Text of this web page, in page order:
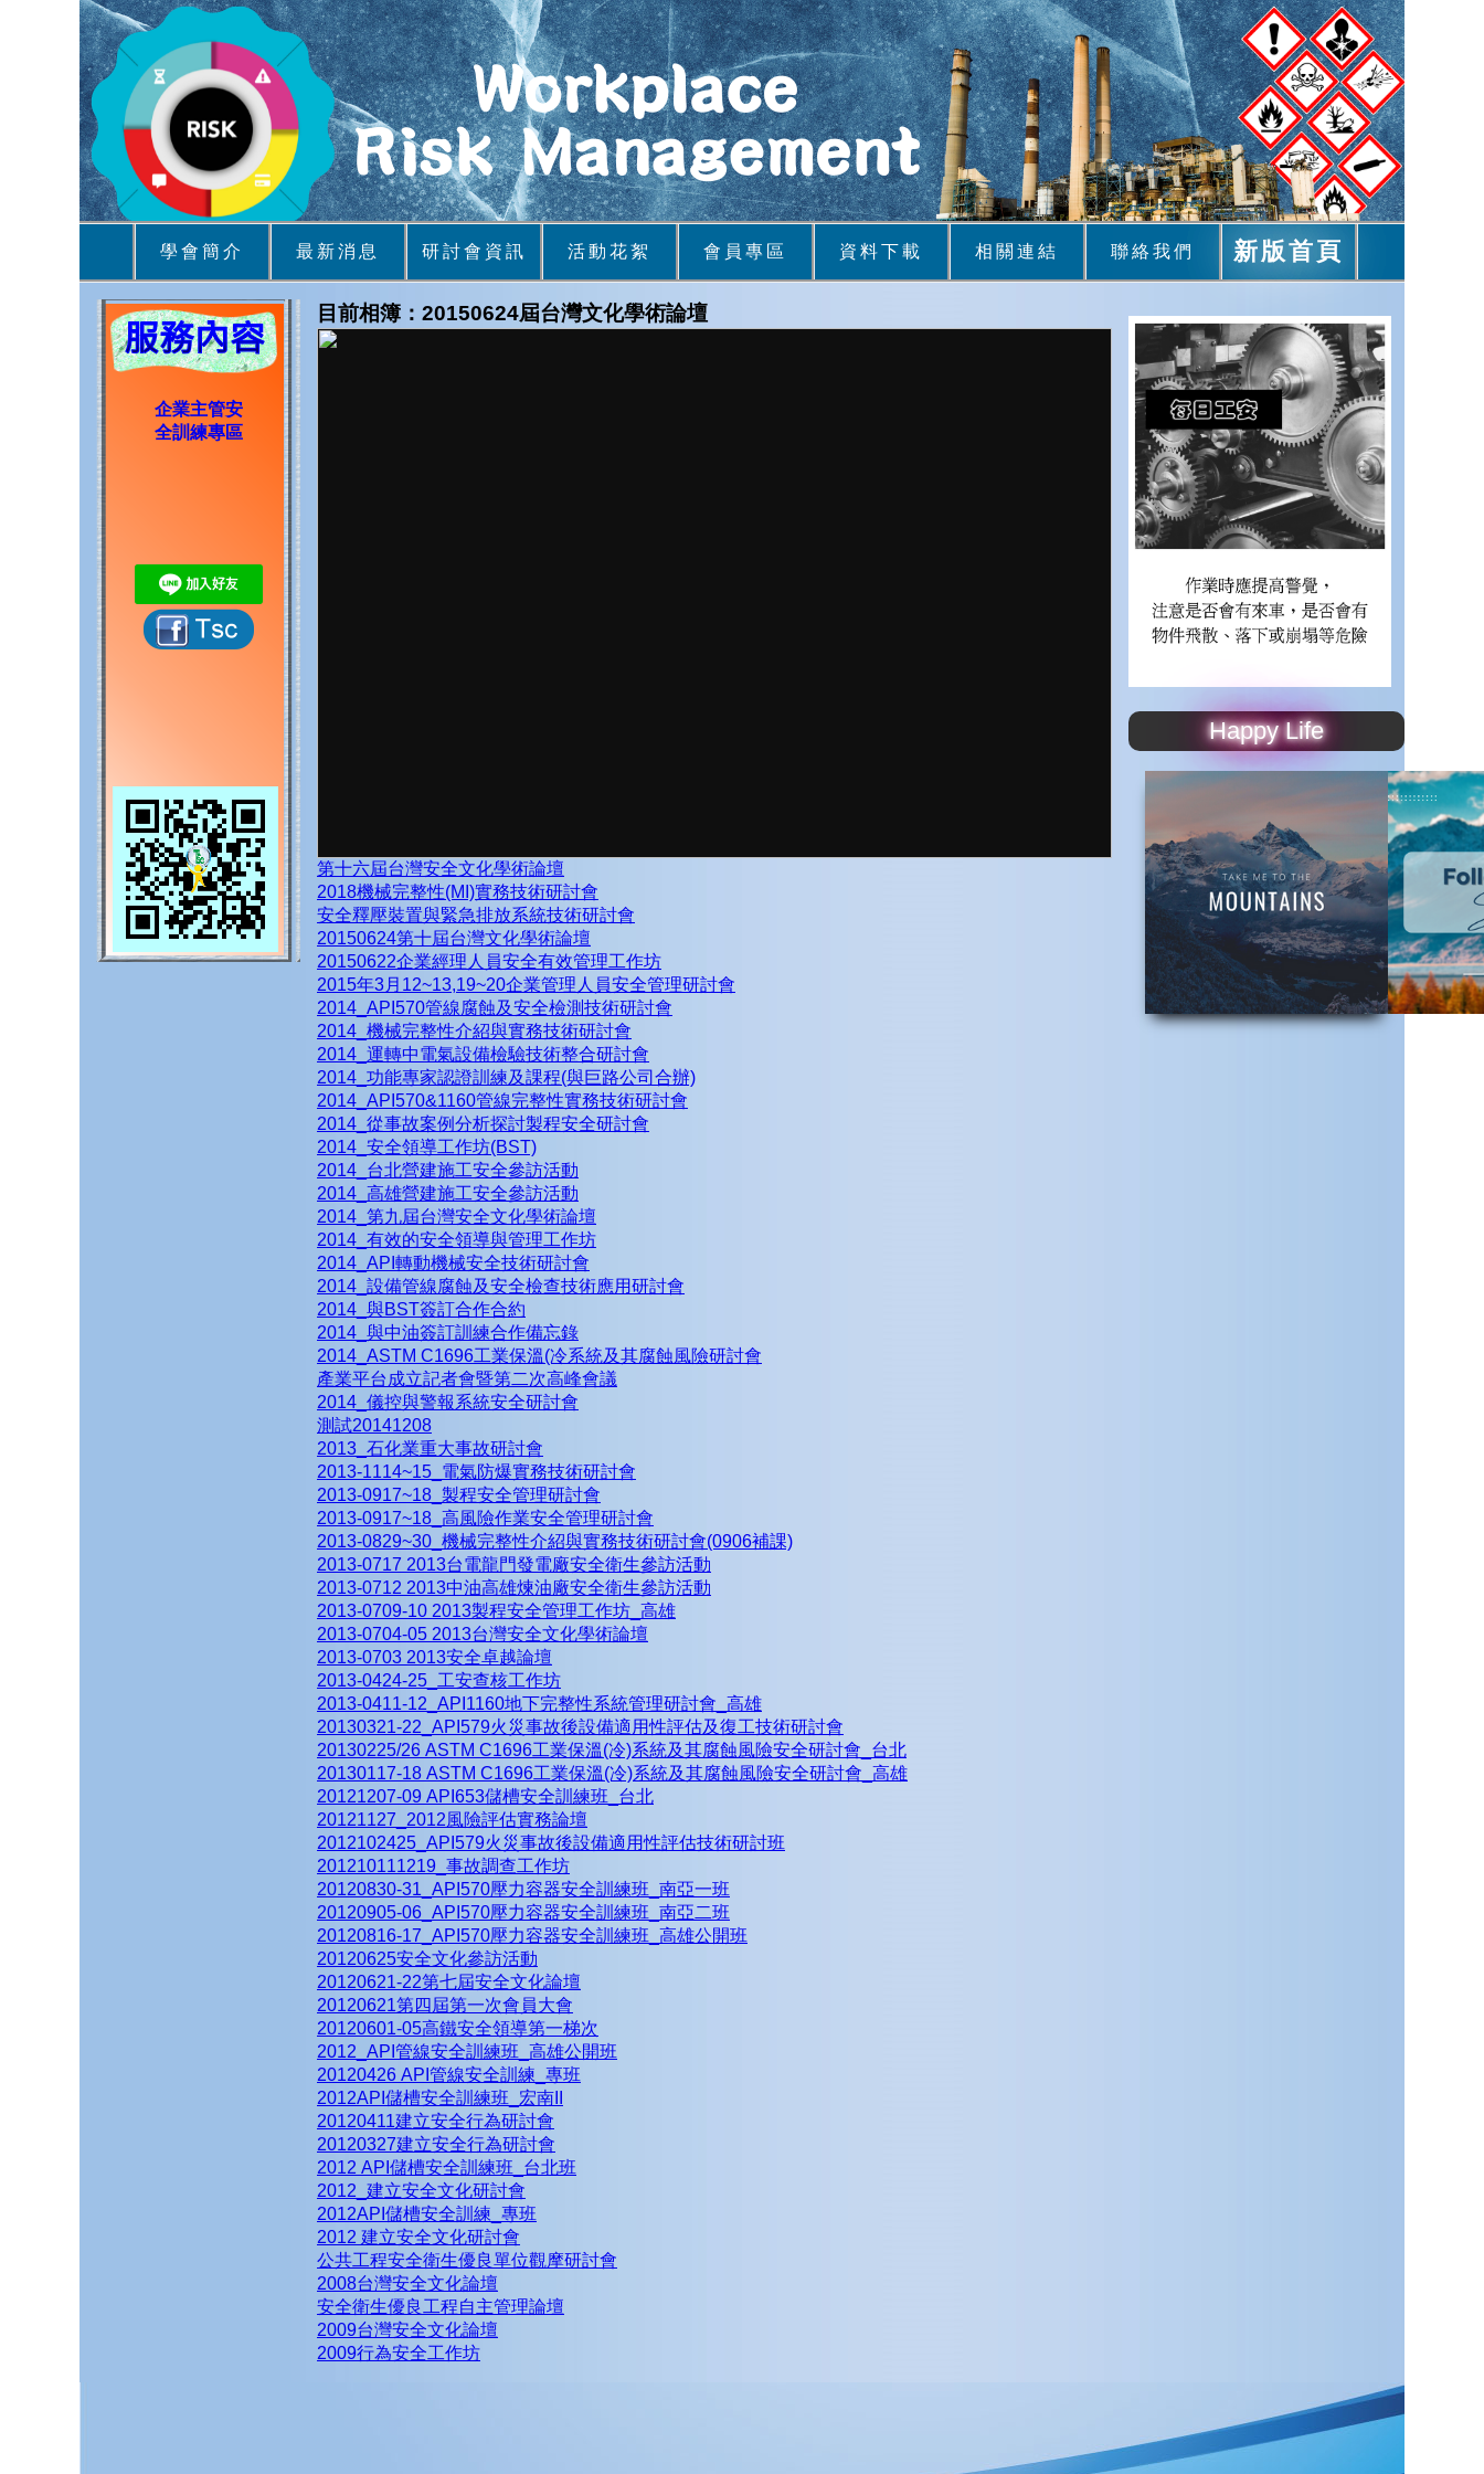
學會簡介 最新消息 研討會資訊 活動花絮 會員專區 資料下載 相關連結 聯絡我們 新版首頁
企業主管安
全訓練專區
目前相簿：20150624屆台灣文化學術論壇
第十六屆台灣安全文化學術論壇
2018機械完整性(MI)實務技術研討會
安全釋壓裝置與緊急排放系統技術研討會
20150624第十屆台灣文化學術論壇
20150622企業經理人員安全有效管理工作坊
2015年3月12~13,19~20企業管理人員安全管理研討會
2014_API570管線腐蝕及安全檢測技術研討會
2014_機械完整性介紹與實務技術研討會
2014_運轉中電氣設備檢驗技術整合研討會
2014_功能專家認證訓練及課程(與巨路公司合辦)
2014_API570&1160管線完整性實務技術研討會
2014_從事故案例分析探討製程安全研討會
2014_安全領導工作坊(BST)
2014_台北營建施工安全參訪活動
2014_高雄營建施工安全參訪活動
2014_第九屆台灣安全文化學術論壇
2014_有效的安全領導與管理工作坊
2014_API轉動機械安全技術研討會
2014_設備管線腐蝕及安全檢查技術應用研討會
2014_與BST簽訂合作合約
2014_與中油簽訂訓練合作備忘錄
2014_ASTM C1696工業保溫(冷系統及其腐蝕風險研討會
產業平台成立記者會暨第二次高峰會議
2014_儀控與警報系統安全研討會
測試20141208
2013_石化業重大事故研討會
2013-1114~15_電氣防爆實務技術研討會
2013-0917~18_製程安全管理研討會
2013-0917~18_高風險作業安全管理研討會
2013-0829~30_機械完整性介紹與實務技術研討會(0906補課)
2013-0717 2013台電龍門發電廠安全衛生參訪活動
2013-0712 2013中油高雄煉油廠安全衛生參訪活動
2013-0709-10 2013製程安全管理工作坊_高雄
2013-0704-05 2013台灣安全文化學術論壇
2013-0703 2013安全卓越論壇
2013-0424-25_工安查核工作坊
2013-0411-12_API1160地下完整性系統管理研討會_高雄
20130321-22_API579火災事故後設備適用性評估及復工技術研討會
20130225/26 ASTM C1696工業保溫(冷)系統及其腐蝕風險安全研討會_台北
20130117-18 ASTM C1696工業保溫(冷)系統及其腐蝕風險安全研討會_高雄
20121207-09 API653儲槽安全訓練班_台北
20121127_2012風險評估實務論壇
2012102425_API579火災事故後設備適用性評估技術研討班
201210111219_事故調查工作坊
20120830-31_API570壓力容器安全訓練班_南亞一班
20120905-06_API570壓力容器安全訓練班_南亞二班
20120816-17_API570壓力容器安全訓練班_高雄公開班
20120625安全文化參訪活動
20120621-22第七屆安全文化論壇
20120621第四屆第一次會員大會
20120601-05高鐵安全領導第一梯次
2012_API管線安全訓練班_高雄公開班
20120426 API管線安全訓練_專班
2012API儲槽安全訓練班_宏南II
20120411建立安全行為研討會
20120327建立安全行為研討會
2012 API儲槽安全訓練班_台北班
2012_建立安全文化研討會
2012API儲槽安全訓練_專班
2012 建立安全文化研討會
公共工程安全衛生優良單位觀摩研討會
2008台灣安全文化論壇
安全衛生優良工程自主管理論壇
2009台灣安全文化論壇
2009行為安全工作坊
Happy Life